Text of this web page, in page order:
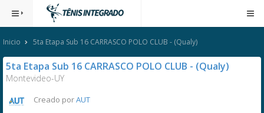
Inicio 5ta Etapa Sub 16 CARRASCO POLO CLUB - (Qualy)
5ta Etapa Sub 16 CARRASCO POLO CLUB - (Qualy)
Montevideo-UY
Creado porAUT